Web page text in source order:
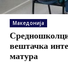
Македонија
вештачка
матура